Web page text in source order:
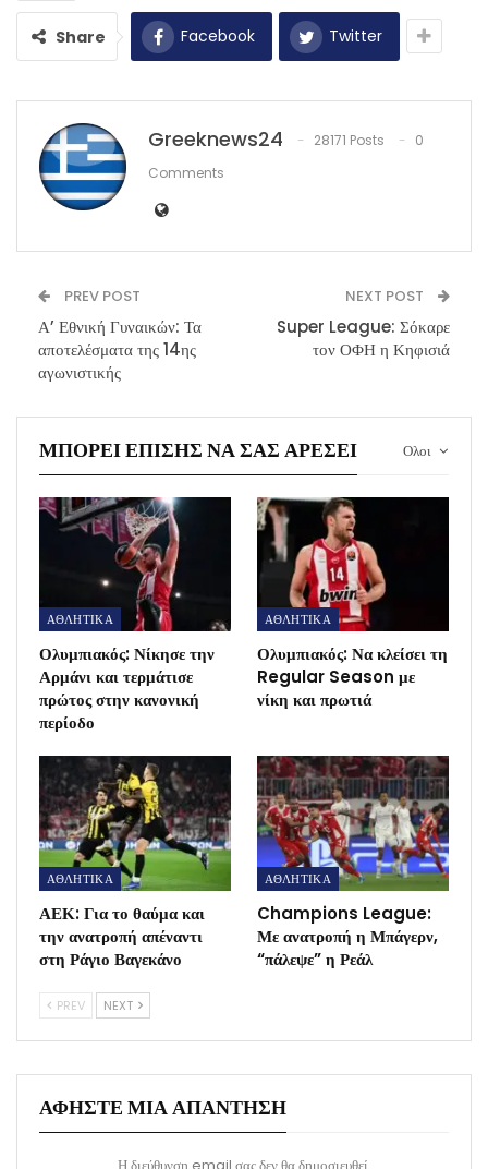
Share Facebook Twitter
Greeknews24 28171 Posts
0
Comments
PREV POST
Α’ Εθνική Γυναικών: Τα
αποτελέσματα της 14ης
αγωνιστικής
NEXT POST
Super League: Σόκαρε
τον ΟΦΗ η Κηφισιά
Ολοι
ΜΠΟΡΕΊ ΕΠΊΣΗΣ ΝΑ ΣΑΣ ΑΡΈΣΕΙ
ΑΘΛΗΤΙΚΑ
Ολυμπιακός: Νίκησε την
Αρμάνι και τερμάτισε
πρώτος στην κανονική
περίοδο
ΑΘΛΗΤΙΚΑ
Ολυμπιακός: Να κλείσει τη
Regular Season με
νίκη και πρωτιά
ΑΘΛΗΤΙΚΑ
ΑΕΚ: Για το θαύμα και
την ανατροπή απέναντι
στη Ράγιο Βαγεκάνο
ΑΘΛΗΤΙΚΑ
Champions League:
Με ανατροπή η Μπάγερν,
“πάλεψε” η Ρεάλ
PREV NEXT
ΑΦΉΣΤΕ ΜΙΑ ΑΠΆΝΤΗΣΗ